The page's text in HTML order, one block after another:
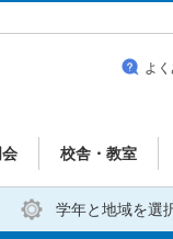
校舎・教室
よ
学年と地域を選